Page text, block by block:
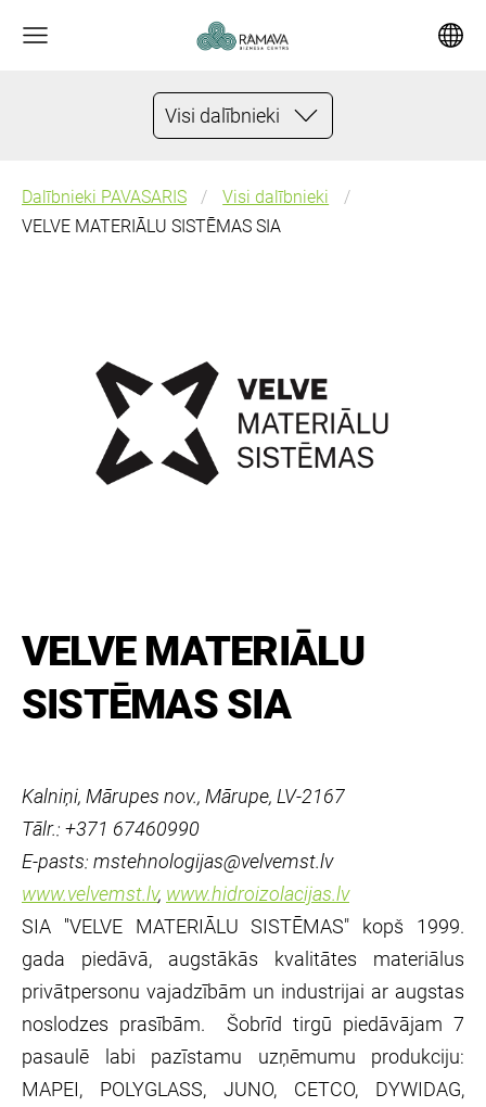
Visi dalībnieki
Dalībnieki PAVASARIS
Visi dalībnieki
VELVE MATERIĀLU SISTĒMAS SIA
VELVE MATERIĀLU
SISTĒMAS SIA
Kalniņi, Mārupes nov., Mārupe, LV-2167
Tālr.: +371 67460990
E-pasts: mstehnologijas@velvemst.lv
www.velvemst.lv, www.hidroizolacijas.lv
SIA ''VELVE MATERIĀLU SISTĒMAS" kopš 1999.
gada piedāvā, augstākās kvalitātes materiālus
privātpersonu vajadzībām un industrijai ar augstas
noslodzes prasībām. Šobrīd tirgū piedāvājam 7
pasaulē labi pazīstamu uzņēmumu produkciju:
MAPEI, POLYGLASS, JUNO, CETCO, DYWIDAG,